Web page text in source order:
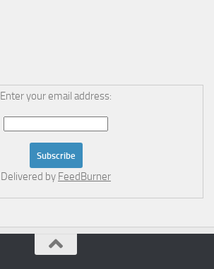
Enter your email address:
Delivered by FeedBurner